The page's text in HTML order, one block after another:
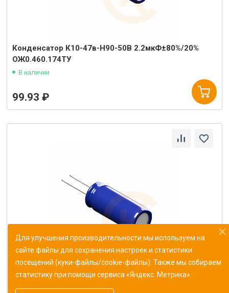
Конденсатор К10-47в-Н90-50В 2.2мкФ±80%/20%
ОЖ0.460.174ТУ
В наличии
99.93 ₽
Конденсатор К10-43в-МП0 187 пФ±1%
ОЖ0.460.165ТУ (Монолит)
Для улучшения производительности мы используем на
сайте файлы для сохранения настроек и статистики
посещений (куки-файлы/cookie-файлы). Также мы собираем
статистику при помощи сервиса «Яндекс. Метрика».